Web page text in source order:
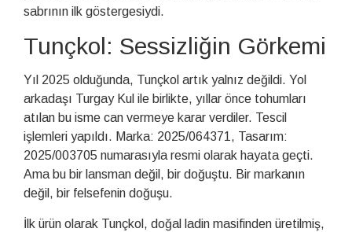
sabrının ilk göstergesiydi.
Tunçkol: Sessizliğin Görkemi
Yıl 2025 olduğunda, Tunçkol artık yalnız değildi. Yol
arkadaşı Turgay Kul ile birlikte, yıllar önce tohumları
atılan bu isme can vermeye karar verdiler. Tescil
işlemleri yapıldı. Marka: 2025/064371, Tasarım:
2025/003705 numarasıyla resmi olarak hayata geçti.
Ama bu bir lansman değil, bir doğuştu. Bir markanın
değil, bir felsefenin doğuşu.
İlk ürün olarak Tunçkol, doğal ladin masifinden üretilmiş,